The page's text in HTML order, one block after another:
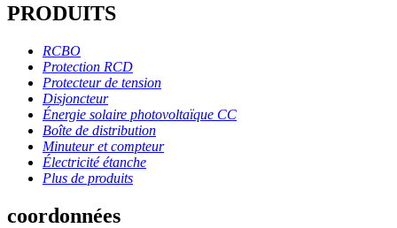
PRODUITS
RCBO
Protection RCD
Protecteur de tension
Disjoncteur
Énergie solaire photovoltaïque CC
Boîte de distribution
Minuteur et compteur
Électricité étanche
Plus de produits
coordonnées